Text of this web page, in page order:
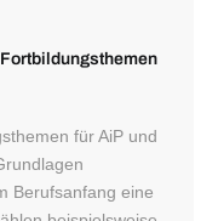
für AiP und
Berufsanfang eine